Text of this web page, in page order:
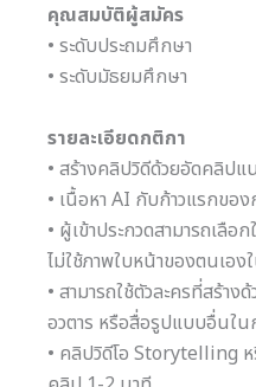
คุณสมบัติผู้สมัคร
• ระดับประถมศึกษา
• ระดับมัธยมศึกษา
รายละเอียดกติกา
• สร้างคลิปวิดีด้วยอัดคลิป
• เนื้อหา AI กับก้าวแรกของ
• ผู้เข้าประกวดสามารถเลื
ไม่ใช้ภาพใบหน้าของตนเอง
• สามารถใช้ตัวละครที่สร้า
อวตาร หรือสื่อรูปแบบอื่นใน
• คลิปวิดีโอ Storytelling